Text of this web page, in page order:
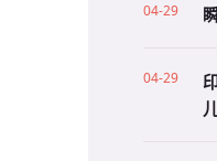
04-29
04-29